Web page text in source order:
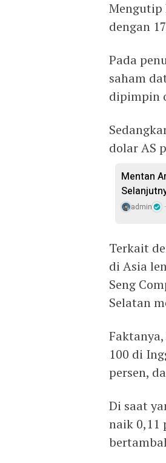
Mengutip
dengan
Pada
saham
dipimpin
dolar AS
Mentan
admin
Terkait
di Asia
Seng
Selatan
100 di
persen,
Di saat
naik 0,11